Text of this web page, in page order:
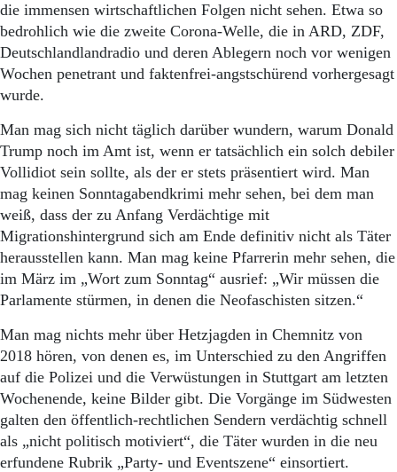
Start
Wer wir sind
Aktuelle Ausgabe
Abonnenten-Login
Archiv
Mediadaten
Kontakt
Impressum
Datenschutz
die immensen wirtschaftlichen Folgen nicht sehen. Etwa so
bedrohlich wie die zweite Corona-Welle, die in ARD, ZDF,
Deutschlandlandradio und deren Ablegern noch vor wenigen
Wochen pene­trant und faktenfrei-angstschürend vorhergesagt
wurde.
Man mag sich nicht täglich darüber wundern, warum Donald
Trump noch im Amt ist, wenn er tatsächlich ein solch debiler
Vollidiot sein sollte, als der er stets präsentiert wird. Man
mag keinen Sonntagabendkrimi mehr sehen, bei dem man
weiß, dass der zu Anfang Verdächtige mit
Migrationshintergrund sich am Ende definitiv nicht als Täter
herausstellen kann. Man mag keine Pfarrerin mehr sehen, die
im März im „Wort zum Sonntag“ ausrief: „Wir müssen die
Parlamente stürmen, in denen die Neofaschisten sitzen.“
Man mag nichts mehr über Hetzjagden in Chemnitz von
2018 hören, von denen es, im Unterschied zu den Angriffen
auf die Polizei und die Verwüstungen in Stuttgart am letzten
Wochenende, keine Bilder gibt. Die Vorgänge im Südwesten
galten den öffentlich-rechtlichen Sendern verdächtig schnell
als „nicht politisch motiviert“, die Täter wurden in die neu
erfundene Rubrik „Party- und Eventszene“ einsortiert.